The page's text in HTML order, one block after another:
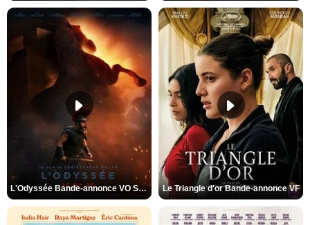
L'Odyssée Bande-annonce VO STFR Le Triangle d'or Bande-annonce VF